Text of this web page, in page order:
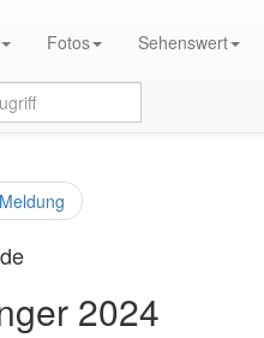
Fotos Sehenswert
2024